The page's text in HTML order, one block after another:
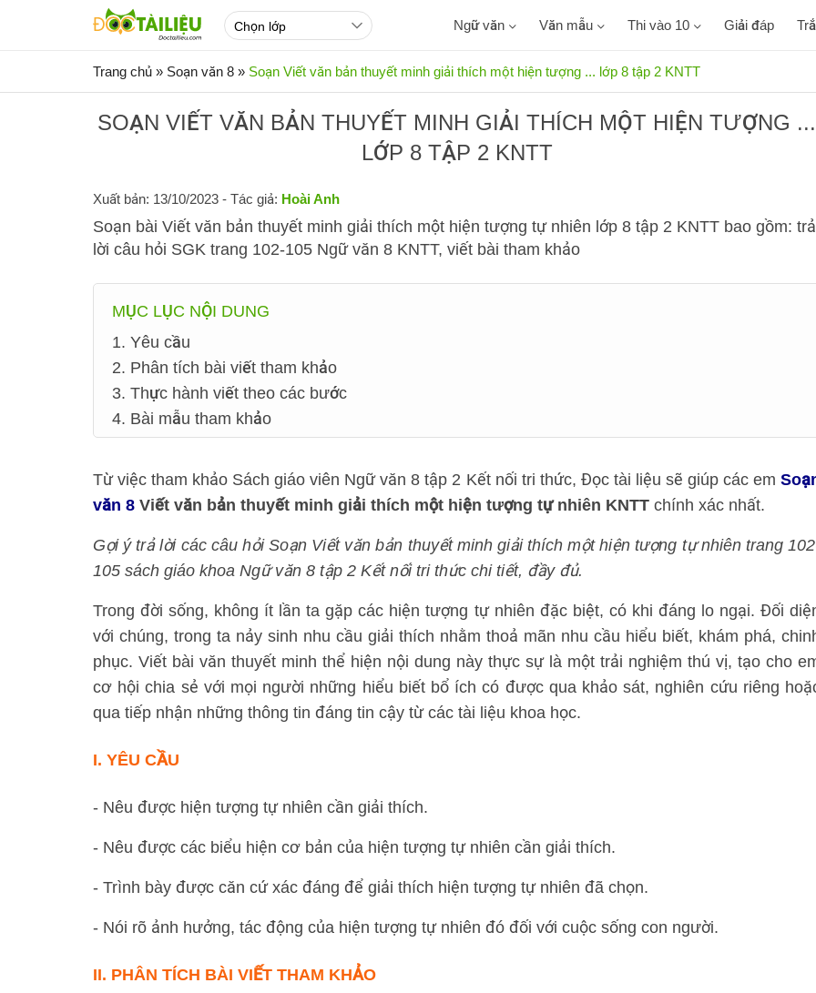
Ngữ văn Văn mẫu Thi vào 10 Giải đáp
Trang chủ » Soạn văn 8 » Soạn Viết văn bản thuyết minh giải thích một hiện tượng ... lớp 8 tập 2 KNTT
SOẠN VIẾT VĂN BẢN THUYẾT MINH GIẢI THÍCH MỘT HIỆN TƯỢNG ...
LỚP 8 TẬP 2 KNTT
Xuất bản: 13/10/2023 - Tác giả: Hoài Anh
Soạn bài Viết văn bản thuyết minh giải thích một hiện tượng tự nhiên lớp 8 tập 2 KNTT bao gồm: trả
lời câu hỏi SGK trang 102-105 Ngữ văn 8 KNTT, viết bài tham khảo
MỤC LỤC NỘI DUNG
1. Yêu cầu
2. Phân tích bài viết tham khảo
3. Thực hành viết theo các bước
4. Bài mẫu tham khảo
Từ việc tham khảo Sách giáo viên Ngữ văn 8 tập 2 Kết nối tri thức, Đọc tài liệu sẽ giúp các em
văn 8 Viết văn bản thuyết minh giải thích một hiện tượng tự nhiên KNTT chính xác nhất.
Gợi ý trả lời các câu hỏi Soạn Viết văn bản thuyết minh giải thích một hiện tượng tự nhiên trang
105 sách giáo khoa Ngữ văn 8 tập 2 Kết nối tri thức chi tiết, đầy đủ.
Trong đời sống, không ít lần ta gặp các hiện tượng tự nhiên đặc biệt, có khi đáng lo ngại. Đối
với chúng, trong ta nảy sinh nhu cầu giải thích nhằm thoả mãn nhu cầu hiểu biết, khám phá,
phục. Viết bài văn thuyết minh thể hiện nội dung này thực sự là một trải nghiệm thú vị, tạo cho
cơ hội chia sẻ với mọi người những hiểu biết bổ ích có được qua khảo sát, nghiên cứu riêng
qua tiếp nhận những thông tin đáng tin cậy từ các tài liệu khoa học.
I. YÊU CẦU
- Nêu được hiện tượng tự nhiên cần giải thích.
- Nêu được các biểu hiện cơ bản của hiện tượng tự nhiên cần giải thích.
- Trình bày được căn cứ xác đáng để giải thích hiện tượng tự nhiên đã chọn.
- Nói rõ ảnh hưởng, tác động của hiện tượng tự nhiên đó đối với cuộc sống con người.
II. PHÂN TÍCH BÀI VIẾT THAM KHẢO